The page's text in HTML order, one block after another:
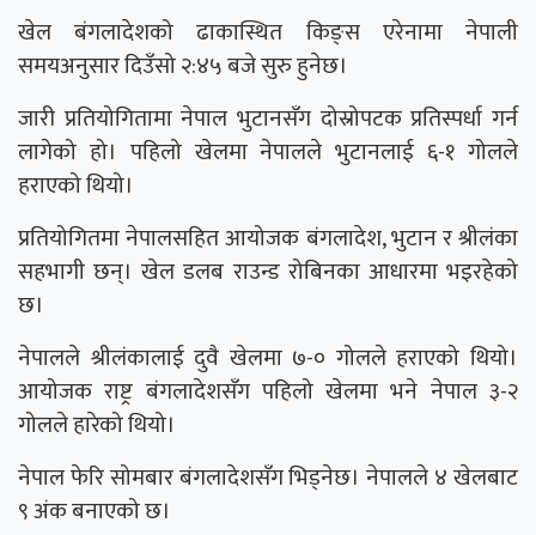
खेल बंगलादेशको ढाकास्थित किङ्स एरेनामा नेपाली
समयअनुसार दिउँसो २:४५ बजे सुरु हुनेछ।
जारी प्रतियोगितामा नेपाल भुटानसँग दोस्रोपटक प्रतिस्पर्धा गर्न
लागेको हो। पहिलो खेलमा नेपालले भुटानलाई ६-१ गोलले
हराएको थियो।
प्रतियोगितमा नेपालसहित आयोजक बंगलादेश, भुटान र श्रीलंका
सहभागी छन्। खेल डलब राउन्ड रोबिनका आधारमा भइरहेको
छ।
‍नेपालले श्रीलंकालाई दुवै खेलमा ७-० गोलले हराएको थियो।
आयोजक राष्ट्र बंगलादेशसँग पहिलो खेलमा भने नेपाल ३-२
गोलले हारेको थियो।
नेपाल फेरि सोमबार बंगलादेशसँग भिड्नेछ। नेपालले ४ खेलबाट
९ अंक बनाएको छ।